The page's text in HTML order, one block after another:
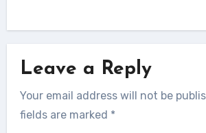
Leave a Reply
Your email address will not be
fields are marked *